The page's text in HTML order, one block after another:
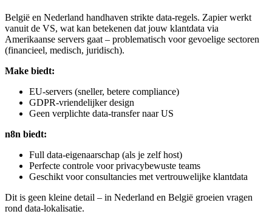
België en Nederland handhaven strikte data-regels. Zapier werkt
vanuit de VS, wat kan betekenen dat jouw klantdata via
Amerikaanse servers gaat – problematisch voor gevoelige sectoren
(financieel, medisch, juridisch).
Make biedt:
EU-servers (sneller, betere compliance)
GDPR-vriendelijker design
Geen verplichte data-transfer naar US
n8n biedt:
Full data-eigenaarschap (als je zelf host)
Perfecte controle voor privacybewuste teams
Geschikt voor consultancies met vertrouwelijke klantdata
Dit is geen kleine detail – in Nederland en België groeien vragen
rond data-lokalisatie.